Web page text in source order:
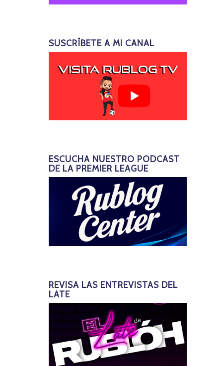
SUSCRÍBETE A MI CANAL
ESCUCHA NUESTRO PODCAST
DE LA PREMIER LEAGUE
REVISA LAS ENTREVISTAS DEL
LATE